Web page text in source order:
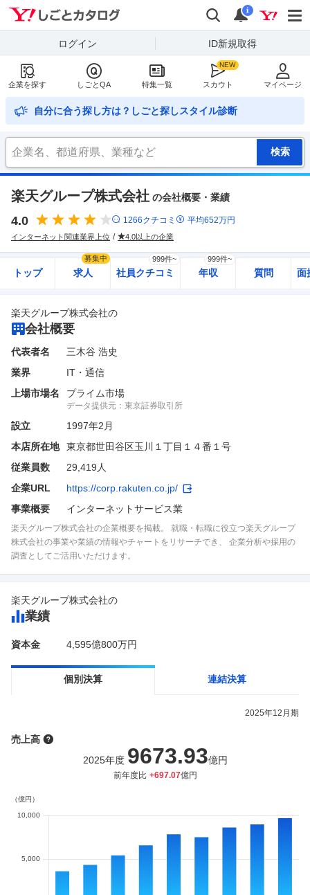
検索
通知
i
ログイン ID新規取得
企業を探す しごとQA 特集一覧 スカウト マイページ
自分に合う探し方は？しごと探しスタイル診断
楽天グループ株式会社 の会社概要・業績
4.0 1266クチコミ 平均652万円
インターネット関連業界上位 4.0以上の企業
トップ 求人
募集中
社員クチコミ
999件~
年収
999件~
質問 面
楽天グループ株式会社の
会社概要
代表者名
三木谷 浩史
業界
IT・通信
上場市場名
プライム市場
データ提供元： 東京証券取引所
設立
1997年2月
本店所在地
東京都世田谷区玉川１丁目１４番１号
従業員数
29,419人
企業URL
https://corp.rakuten.co.jp/
事業概要
インターネットサービス業
楽天グループ株式会社の企業概要を掲載。 就職・転職に役立つ楽天グループ
株式会社の事業や業績の情報やチャートをリサーチでき、 企業分析や採用の
調査としてご活用いただけます。
楽天グループ株式会社の
業績
資本金 4,595億800万円
個別決算 連結決算
2025年12月 期
売上高
2025年度 9673.93億円
前年度比 +697.07億円